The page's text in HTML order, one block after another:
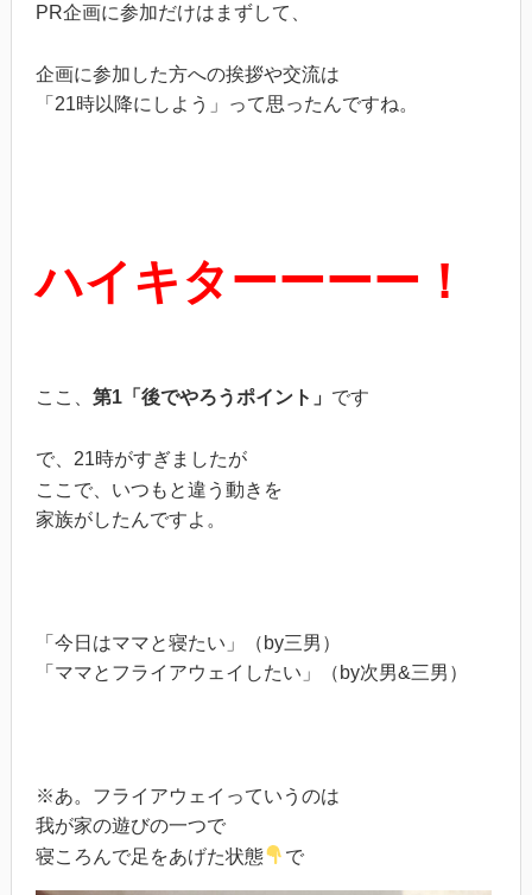
PR企画に参加だけはまずして、
企画に参加した方への挨拶や交流は
「21時以降にしよう」って思ったんですね。
ハイキターーーー！
ここ、 第1「後でやろうポイント」 です
で、21時がすぎましたが
ここで、いつもと違う動きを
家族がしたんですよ。
「今日はママと寝たい」（by三男）
「ママとフライアウェイしたい」（by次男&三男）
※あ。フライアウェイっていうのは
我が家の遊びの一つで
寝ころんで足をあげた状態
で